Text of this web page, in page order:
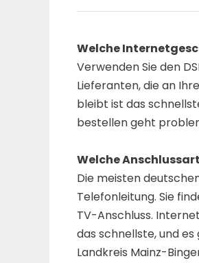
Welche
Verwenden Sie den
Lieferanten, die an
bleibt ist das
bestellen geht
Welche
Die meisten
Telefonleitung. Sie
TV-Anschluss.
das schnellste, und
Landkreis Mainz-